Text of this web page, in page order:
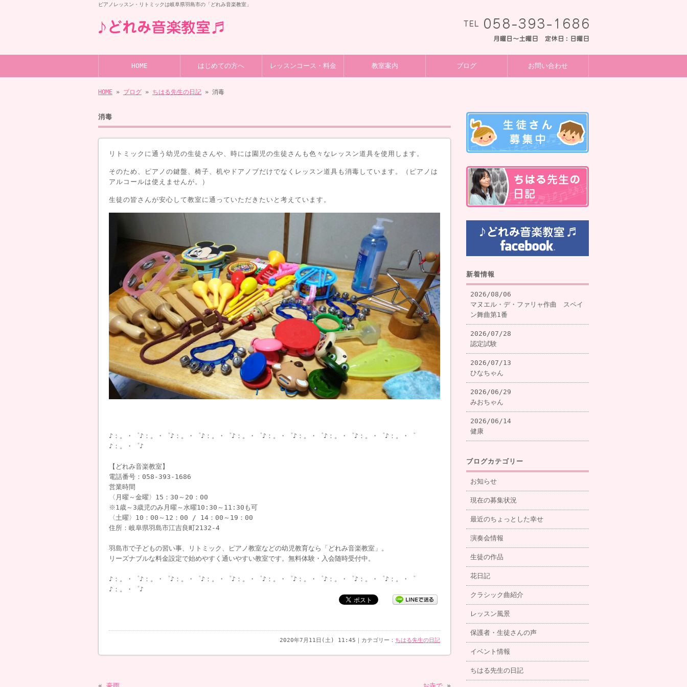
ピアノレッスン・リトミックは岐阜県羽島市の「どれみ音楽教室」
HOME はじめての方へ レッスンコース・料金 教室案内 ブログ お問い合わせ
HOME » ブログ » ちはる先生の日記 » 消毒
消毒
リトミックに通う幼児の生徒さんや、時には園児の生徒さんも色々なレッスン道具を使用します。
そのため、ピアノの鍵盤、椅子、机やドアノブだけでなくレッスン道具も消毒しています。（ピアノは
アルコールは使えませんが。）
生徒の皆さんが安心して教室に通っていただきたいと考えています。
♪：。・゜♪：。・゜♪：。・゜♪：。・゜♪：。・゜♪：。・゜♪：。・゜♪：。・゜♪：。・゜♪：。・゜
♪：。・゜♪
【どれみ音楽教室】
電話番号：058-393-1686
営業時間
〈月曜～金曜〉15：30～20：00
※1歳～3歳児のみ月曜～水曜10:30～11:30も可
〈土曜〉10：00～12：00 / 14：00～19：00
住所：岐阜県羽島市江吉良町2132-4
羽島市で子どもの習い事、リトミック、ピアノ教室などの幼児教育なら「どれみ音楽教室」。
リーズナブルな料金設定で始めやすく通いやすい教室です。無料体験・入会随時受付中。
♪：。・゜♪：。・゜♪：。・゜♪：。・゜♪：。・゜♪：。・゜♪：。・゜♪：。・゜♪：。・゜♪：。・゜
♪：。・゜♪
2020年7月11日(土) 11:45｜カテゴリー： ちはる先生の日記
新着情報
2026/08/06
マヌエル・デ・ファリャ作曲 スペイ
ン舞曲第1番
2026/07/28
認定試験
2026/07/13
ひなちゃん
2026/06/29
みおちゃん
2026/06/14
健康
ブログカテゴリー
お知らせ
現在の募集状況
最近のちょっとした幸せ
演奏会情報
生徒の作品
花日記
クラシック曲紹介
レッスン風景
保護者・生徒さんの声
イベント情報
ちはる先生の日記